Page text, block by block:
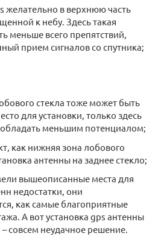
желательно в верхнюю часть
к небу. Здесь такая
меньше всего препятствий,
прием сигналов со спутника;
стекла тоже может быть
для установки, только здесь
меньшим потенциалом;
как нижняя зона лобового
антенны на заднее стекло;
вышеописанные места для
недостатки, они
как самые благоприятные
А вот установка gps антенны
совсем неудачное решение.